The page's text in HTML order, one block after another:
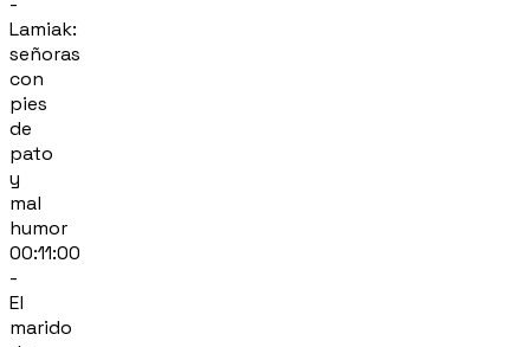
Lamiak:
señoras
con
pies
de
pato
y
mal
humor
00:11:00
-
El
marido